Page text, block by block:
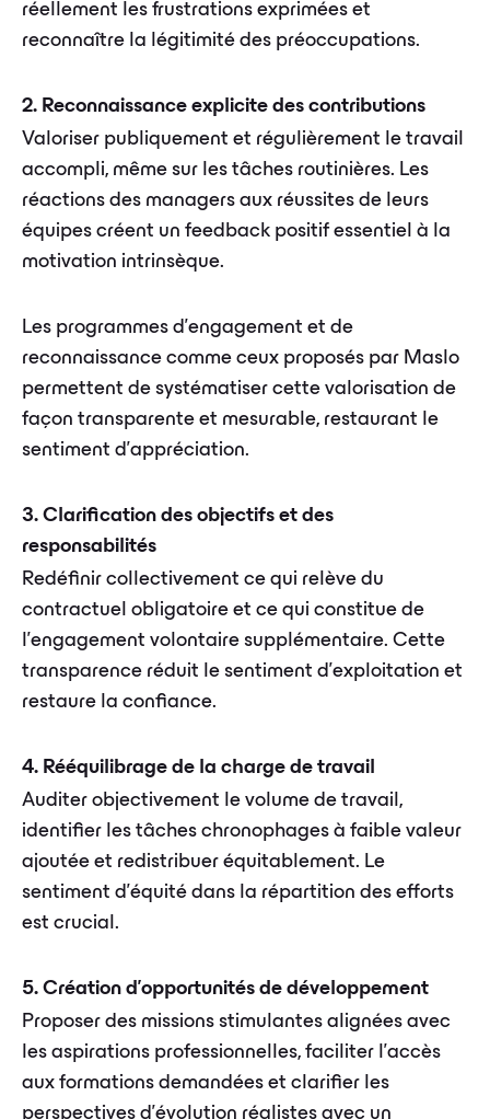
réellement les frustrations exprimées et
reconnaître la légitimité des préoccupations.
2. Reconnaissance explicite des contributions
Valoriser publiquement et régulièrement le travail
accompli, même sur les tâches routinières. Les
réactions des managers aux réussites de leurs
équipes créent un feedback positif essentiel à la
motivation intrinsèque.
Les programmes d'engagement et de
reconnaissance comme ceux proposés par Maslo
permettent de systématiser cette valorisation de
façon transparente et mesurable, restaurant le
sentiment d'appréciation.
3. Clarification des objectifs et des
responsabilités
Redéfinir collectivement ce qui relève du
contractuel obligatoire et ce qui constitue de
l'engagement volontaire supplémentaire. Cette
transparence réduit le sentiment d'exploitation et
restaure la confiance.
4. Rééquilibrage de la charge de travail
Auditer objectivement le volume de travail,
identifier les tâches chronophages à faible valeur
ajoutée et redistribuer équitablement. Le
sentiment d'équité dans la répartition des efforts
est crucial.
5. Création d'opportunités de développement
Proposer des missions stimulantes alignées avec
les aspirations professionnelles, faciliter l'accès
aux formations demandées et clarifier les
perspectives d'évolution réalistes avec un